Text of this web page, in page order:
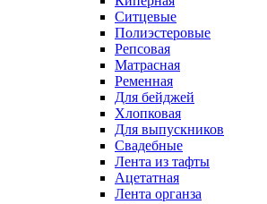
Ситцевые
Полиэстеровые
Репсовая
Матрасная
Ременная
Для бейджей
Хлопковая
Для выпускников
Свадебные
Лента из тафты
Ацетатная
Лента органза